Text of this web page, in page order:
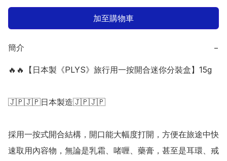
加至購物車
簡介 −
🔥🔥【日本製《PLYS》旅行用一按開合迷你分裝盒】15g
🇯🇵🇯🇵日本製造🇯🇵🇯🇵
採用一按式開合結構，開口能大幅度打開，方便在旅途中快
速取用內容物，無論是乳霜、啫喱、藥膏，甚至是耳環、戒